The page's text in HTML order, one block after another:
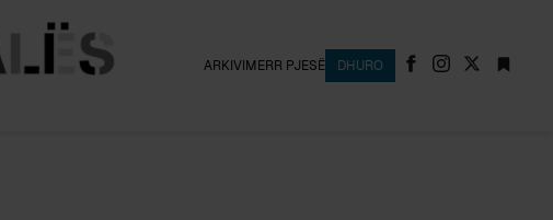
ARKIVIMERR PJESË DHURO